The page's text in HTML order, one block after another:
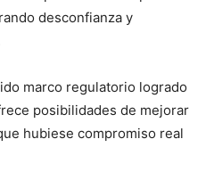
desconfianza y
marco regulatorio logrado
posibilidades de mejorar
hubiese compromiso real